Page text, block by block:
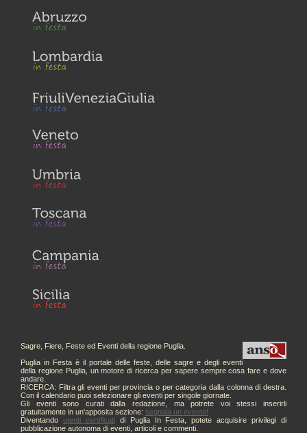
Sagre, Fiere, Feste ed Eventi della regione Puglia.
Puglia in Festa è il portale delle feste, delle sagre e degli eventi
della regione Puglia, un motore di ricerca per sapere sempre cosa fare e dove
andare.
RICERCA: Filtra gli eventi per provincia o per categoria dalla colonna di destra.
Con il calendario puoi selezionare gli eventi per singole giornate.
Gli eventi sono curati dalla redazione, ma potrete voi stessi inserirli
gratuitamente in un'apposita sezione: segnala un evento!
Diventando utenti certificatidi Puglia In Festa, potete acquisire privilegi di
pubblicazione autonoma di eventi, articoli e commenti.